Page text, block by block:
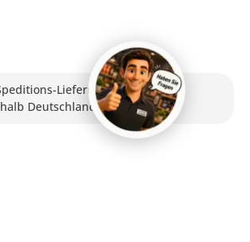
Lieferung
Deutschlands